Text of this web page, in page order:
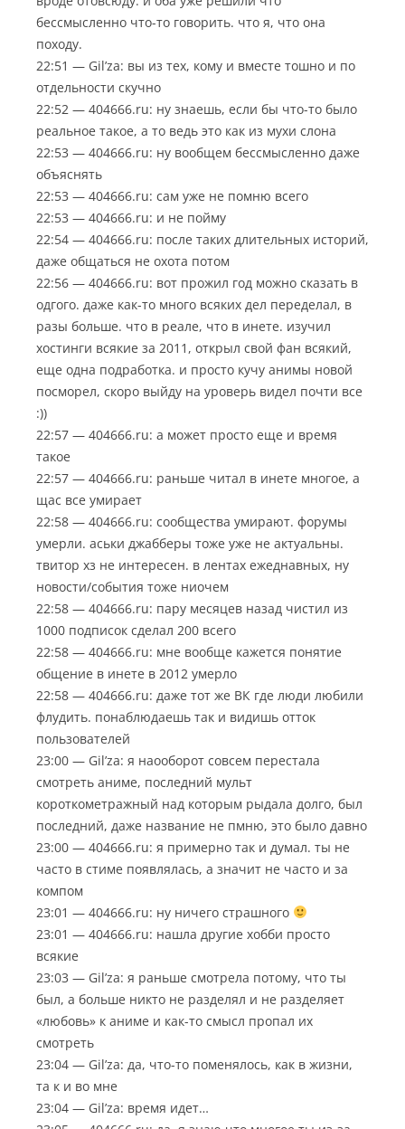
бессмысленно что-то говорить. что я, что она
походу.
22:51 — Gil’za: вы из тех, кому и вместе тошно и по
отдельности скучно
22:52 — 404666.ru: ну знаешь, если бы что-то было
реальное такое, а то ведь это как из мухи слона
22:53 — 404666.ru: ну вообщем бессмысленно даже
объяснять
22:53 — 404666.ru: сам уже не помню всего
22:53 — 404666.ru: и не пойму
22:54 — 404666.ru: после таких длительных историй,
даже общаться не охота потом
22:56 — 404666.ru: вот прожил год можно сказать в
одгого. даже как-то много всяких дел переделал, в
разы больше. что в реале, что в инете. изучил
хостинги всякие за 2011, открыл свой фан всякий,
еще одна подработка. и просто кучу анимы новой
посморел, скоро выйду на уроверь видел почти все
:))
22:57 — 404666.ru: а может просто еще и время
такое
22:57 — 404666.ru: раньше читал в инете многое, а
щас все умирает
22:58 — 404666.ru: сообщества умирают. форумы
умерли. аськи джабберы тоже уже не актуальны.
твитор хз не интересен. в лентах ежеднавных, ну
новости/события тоже ниочем
22:58 — 404666.ru: пару месяцев назад чистил из
1000 подписок сделал 200 всего
22:58 — 404666.ru: мне вообще кажется понятие
общение в инете в 2012 умерло
22:58 — 404666.ru: даже тот же ВК где люди любили
флудить. понаблюдаешь так и видишь отток
пользователей
23:00 — Gil’za: я наооборот совсем перестала
смотреть аниме, последний мульт
короткометражный над которым рыдала долго, был
последний, даже название не пмню, это было давно
23:00 — 404666.ru: я примерно так и думал. ты не
часто в стиме появлялась, а значит не часто и за
компом
23:01 — 404666.ru: ну ничего страшного
23:01 — 404666.ru: нашла другие хобби просто
всякие
23:03 — Gil’za: я раньше смотрела потому, что ты
был, а больше никто не разделял и не разделяет
«любовь» к аниме и как-то смысл пропал их
смотреть
23:04 — Gil’za: да, что-то поменялось, как в жизни,
та к и во мне
23:04 — Gil’za: время идет…